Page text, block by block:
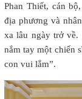
Phan Thiết, cán
địa phương và
xa lâu ngày trở
nắm tay một chiến
con vui lắm”.